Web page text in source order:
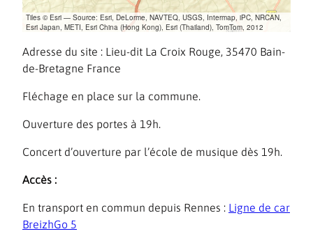
Tiles © Esri — Source: Esri, DeLorme, NAVTEQ, USGS, Intermap, iPC, NRCAN,
Esri Japan, METI, Esri China (Hong Kong), Esri (Thailand), TomTom, 2012
Adresse du site : Lieu-dit La Croix Rouge, 35470 Bain-
de-Bretagne France
Fléchage en place sur la commune.
Ouverture des portes à 19h.
Concert d’ouverture par l’école de musique dès 19h.
Accès :
En transport en commun depuis Rennes : Ligne de car
BreizhGo 5